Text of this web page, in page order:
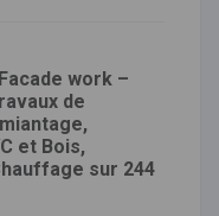
work –
de
et Bois,
sur 244